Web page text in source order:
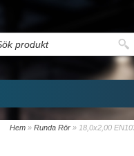
Hem » Runda Rör » 18,0x2,00